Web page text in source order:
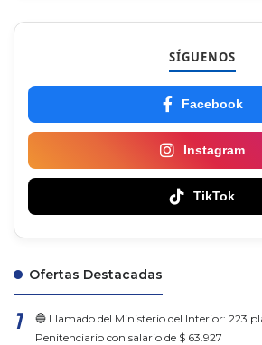
SÍGUENOS
Facebook
Instagram
TikTok
Ofertas Destacadas
🔵 Llamado del Ministerio del Interior: 223
Penitenciario con salario de $ 63.927